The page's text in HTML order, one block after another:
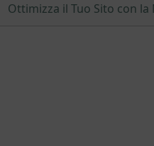
Ottimizza il Tuo Sito con